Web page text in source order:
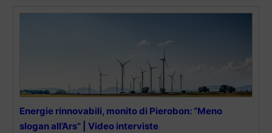
Energie rinnovabili, monito di Pierobon: “Meno
slogan all’Ars” | Video interviste